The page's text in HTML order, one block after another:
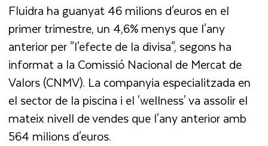
Fluidra ha guanyat 46 milions d'euros en el
primer trimestre, un 4,6% menys que l'any
anterior per "l'efecte de la divisa", segons ha
informat a la Comissió Nacional de Mercat de
Valors (CNMV). La companyia especialitzada en
el sector de la piscina i el 'wellness' va assolir el
mateix nivell de vendes que l'any anterior amb
564 milions d'euros.